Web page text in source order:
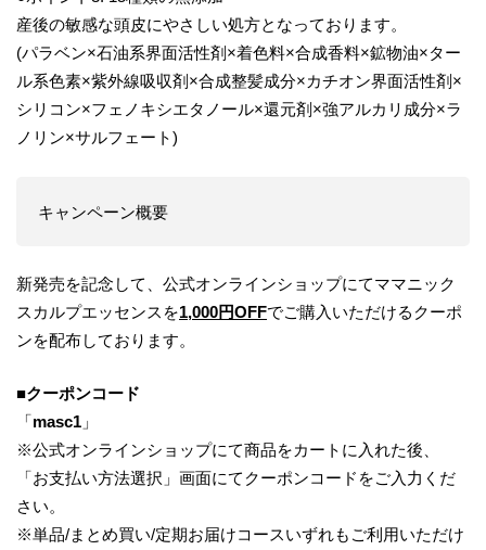
産後の敏感な頭皮にやさしい処方となっております。
(パラベン×石油系界面活性剤×着色料×合成香料×鉱物油×ター
ル系色素×紫外線吸収剤×合成整髪成分×カチオン界面活性剤×
シリコン×フェノキシエタノール×還元剤×強アルカリ成分×ラ
ノリン×サルフェート)
キャンペーン概要
新発売を記念して、公式オンラインショップにてママニック
スカルプエッセンスを1,000円OFFでご購入いただけるクーポ
ンを配布しております。
■クーポンコード
「masc1 」
※公式オンラインショップにて商品をカートに入れた後、
「お支払い方法選択」画面にてクーポンコードをご入力くだ
さい。
※単品/まとめ買い/定期お届けコースいずれもご利用いただけ